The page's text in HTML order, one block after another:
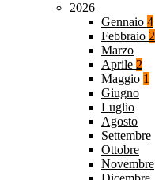
2026
Gennaio 4
Febbraio 2
Marzo
Aprile 2
Maggio 1
Giugno
Luglio
Agosto
Settembre
Ottobre
Novembre